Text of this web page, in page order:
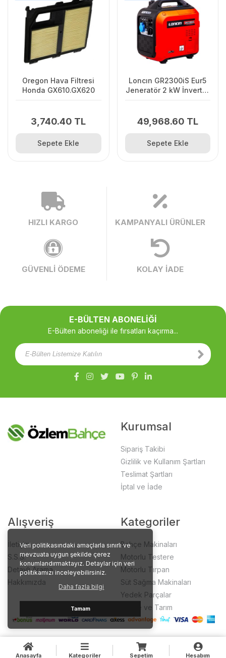
Veri politikasındaki amaçlarla sınırlı ve
mevzuata uygun şekilde çerez
konumlandırmaktayız. Detaylar için veri
politikamızı inceleyebilirsiniz.
Daha fazla bilgi
Tamam
Oregon Hava Filtresi
Honda GX610.GX620
3,740.40 TL
Sepete Ekle
Loncın GR2300iS Eur5
Jeneratör 2 kW İnvertör
49,968.60 TL
Sepete Ekle
HIZLI KARGO KAMPANYALI ÜRÜNLER
GÜVENLİ ÖDEME KOLAY İADE
E-BÜLTEN ABONELİĞİ
E-Bülten aboneliği ile fırsatları kaçırma...
Kurumsal
Sipariş Takibi
Gizlilik ve Kullanım Şartları
Teslimat Şartları
İptal ve İade
Alışveriş
İletişim
S.S.S.
Detaylı Arama
Hakkımızda
Kategoriler
Bahçe Makinaları
Motorlu Testere
Motorlu Tırpan
Süt Sağma Makinaları
Yedek Parçalar
Bahçe ve Tarım
Anasayfa Kategoriler Sepetim Hesabım